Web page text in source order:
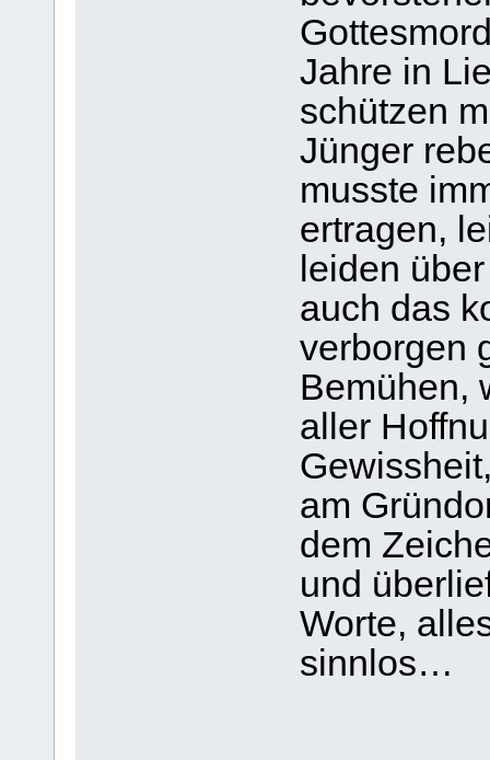
Jahre in
schützen
Jünger
musste
ertragen,
leiden
auch das
verborgen
Bemühen,
aller
am
dem
und
Worte,
sinnlos…